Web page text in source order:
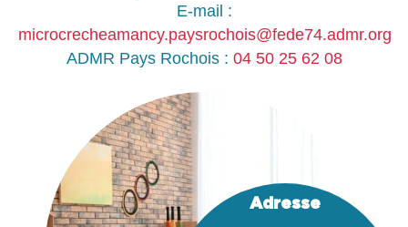
Adresse
E-mail :
microcrecheamancy.paysrochois@fede74.admr.org
ADMR Pays Rochois : 04 50 25 62 08